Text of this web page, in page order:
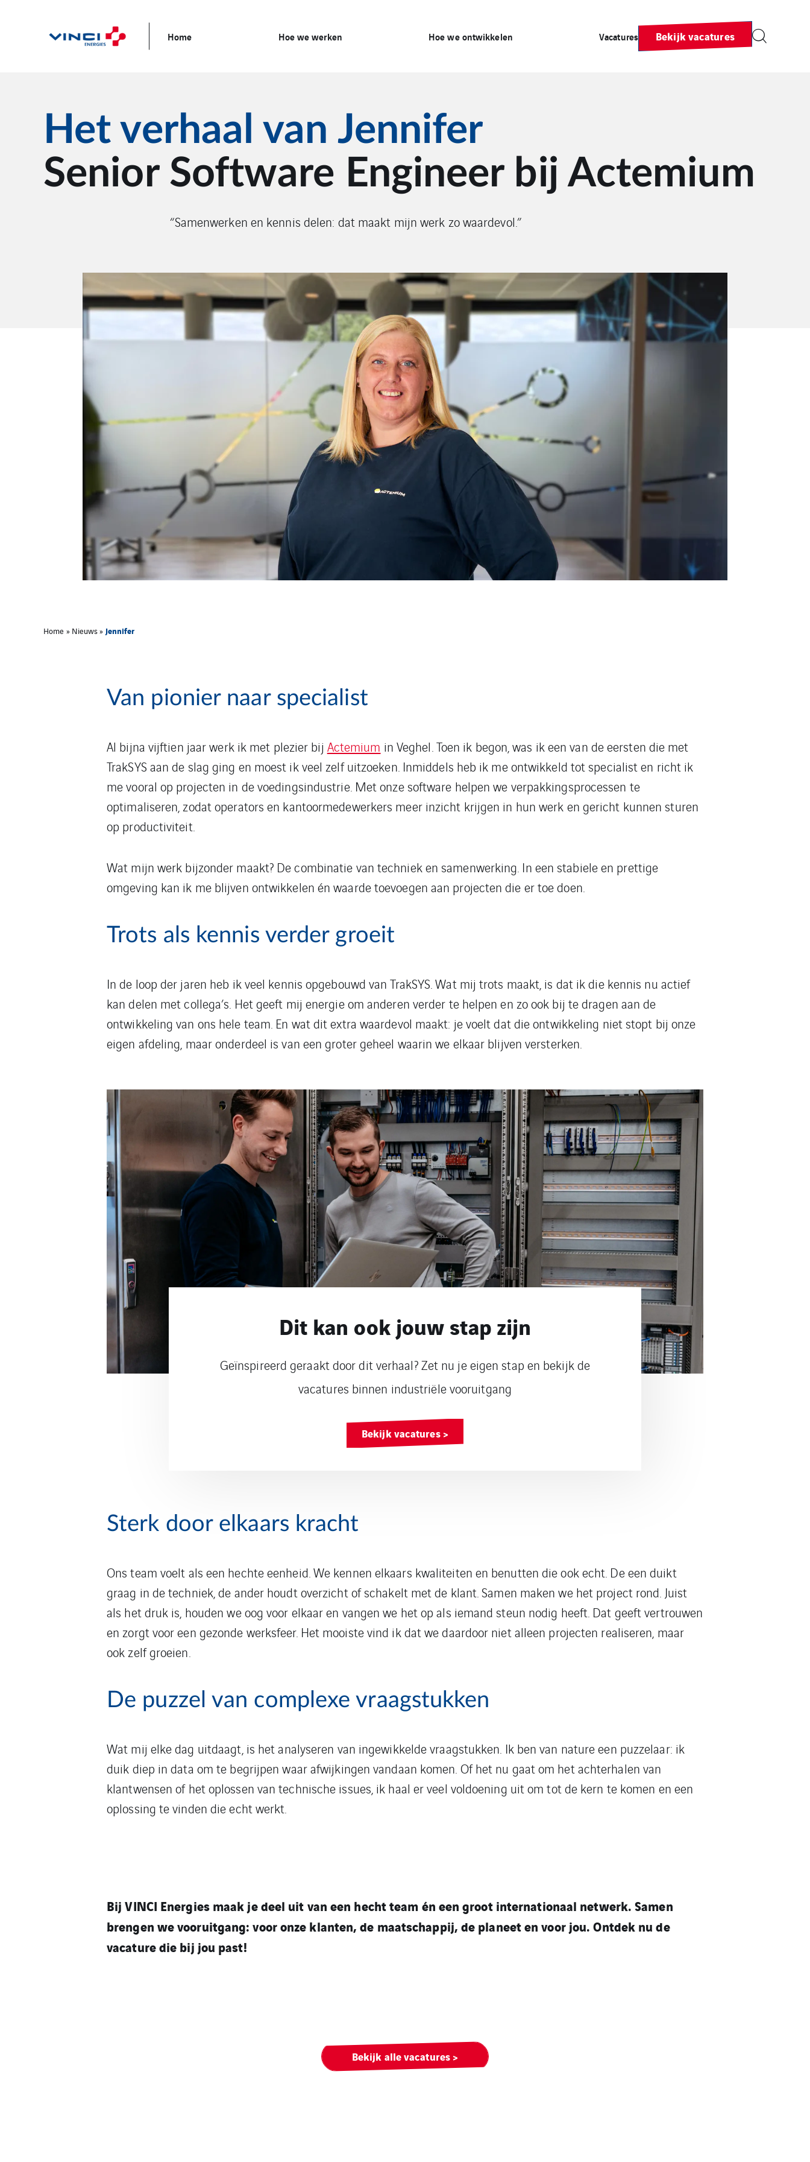
Home Hoe we werken Hoe we ontwikkelen Vacatures Bekijk vacatures
Het verhaal van Jennifer
Senior Software Engineer bij Actemium
“Samenwerken en kennis delen: dat maakt mijn werk zo waardevol.”
Home » Nieuws» Jennifer
Van pionier naar specialist
Al bijna vijftien jaar werk ik met plezier bij Actemium in Veghel. Toen ik begon, was ik een van de eersten die met
TrakSYS aan de slag ging en moest ik veel zelf uitzoeken. Inmiddels heb ik me ontwikkeld tot specialist en richt ik
me vooral op projecten in de voedingsindustrie. Met onze software helpen we verpakkingsprocessen te
optimaliseren, zodat operators en kantoormedewerkers meer inzicht krijgen in hun werk en gericht kunnen sturen
op productiviteit.
Wat mijn werk bijzonder maakt? De combinatie van techniek en samenwerking. In een stabiele en prettige
omgeving kan ik me blijven ontwikkelen én waarde toevoegen aan projecten die er toe doen.
Trots als kennis verder groeit
In de loop der jaren heb ik veel kennis opgebouwd van TrakSYS. Wat mij trots maakt, is dat ik die kennis nu actief
kan delen met collega’s. Het geeft mij energie om anderen verder te helpen en zo ook bij te dragen aan de
ontwikkeling van ons hele team. En wat dit extra waardevol maakt: je voelt dat die ontwikkeling niet stopt bij onze
eigen afdeling, maar onderdeel is van een groter geheel waarin we elkaar blijven versterken.
Dit kan ook jouw stap zijn
Geïnspireerd geraakt door dit verhaal? Zet nu je eigen stap en bekijk de
vacatures binnen industriële vooruitgang
Bekijk vacatures >
Sterk door elkaars kracht
Ons team voelt als een hechte eenheid. We kennen elkaars kwaliteiten en benutten die ook echt. De een duikt
graag in de techniek, de ander houdt overzicht of schakelt met de klant. Samen maken we het project rond. Juist
als het druk is, houden we oog voor elkaar en vangen we het op als iemand steun nodig heeft. Dat geeft vertrouwen
en zorgt voor een gezonde werksfeer. Het mooiste vind ik dat we daardoor niet alleen projecten realiseren, maar
ook zelf groeien.
De puzzel van complexe vraagstukken
Wat mij elke dag uitdaagt, is het analyseren van ingewikkelde vraagstukken. Ik ben van nature een puzzelaar: ik
duik diep in data om te begrijpen waar afwijkingen vandaan komen. Of het nu gaat om het achterhalen van
klantwensen of het oplossen van technische issues, ik haal er veel voldoening uit om tot de kern te komen en een
oplossing te vinden die echt werkt.
Bij VINCI Energies maak je deel uit van een hecht team én een groot internationaal netwerk. Samen
brengen we vooruitgang: voor onze klanten, de maatschappij, de planeet en voor jou.Ontdek nu de
vacature die bij jou past!
Bekijk alle vacatures >